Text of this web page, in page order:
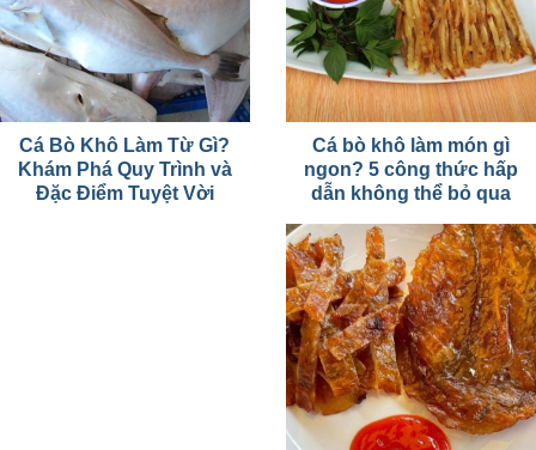
Cá Bò Khô Làm Từ Gì?
Khám Phá Quy Trình và
Đặc Điểm Tuyệt Vời
Cá bò khô làm món gì
ngon? 5 công thức hấp
dẫn không thể bỏ qua